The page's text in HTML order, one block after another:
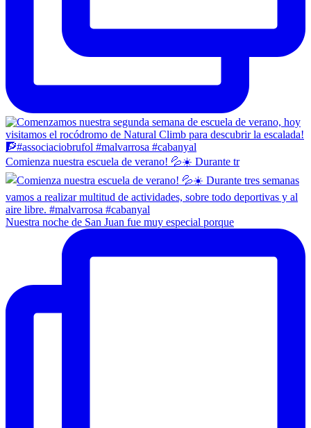
Comienza nuestra escuela de verano! 💦☀️ Durante tr
Nuestra noche de San Juan fue muy especial porque